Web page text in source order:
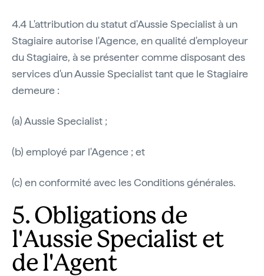
4.4 L'attribution du statut d'Aussie Specialist à un
Stagiaire autorise l'Agence, en qualité d'employeur
du Stagiaire, à se présenter comme disposant des
services d'un Aussie Specialist tant que le Stagiaire
demeure :
(a) Aussie Specialist ;
(b) employé par l'Agence ; et
(c) en conformité avec les Conditions générales.
5. Obligations de
l'Aussie Specialist et
de l'Agent